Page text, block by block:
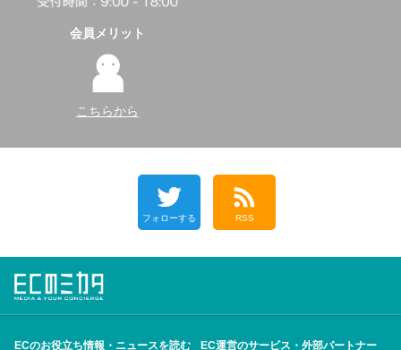
会員メリット
こちらから
フォローする RSS
ECのお役立ち情報・ニュースを読む
EC運営のサービス・外部パートナー